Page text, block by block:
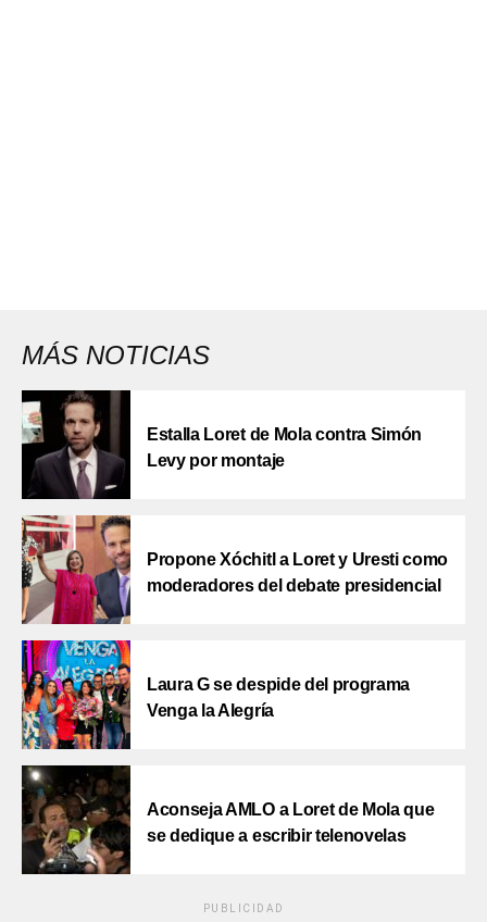
MÁS NOTICIAS
Estalla Loret de Mola contra Simón
Levy por montaje
Propone Xóchitl a Loret y Uresti como
moderadores del debate presidencial
Laura G se despide del programa
Venga la Alegría
Aconseja AMLO a Loret de Mola que
se dedique a escribir telenovelas
PUBLICIDAD